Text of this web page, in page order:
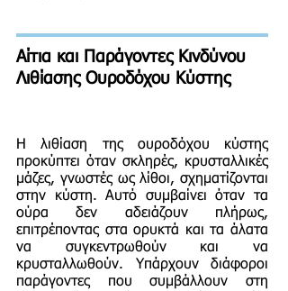
Αίτια και Παράγοντες Κινδύνου
Λιθίασης Ουροδόχου Κύστης
Η λιθίαση της ουροδόχου κύστης
προκύπτει όταν σκληρές, κρυσταλλικές
μάζες, γνωστές ως λίθοι, σχηματίζονται
στην κύστη. Αυτό συμβαίνει όταν τα
ούρα δεν αδειάζουν πλήρως,
επιτρέποντας στα ορυκτά και τα άλατα
να συγκεντρωθούν και να
κρυσταλλωθούν. Υπάρχουν διάφοροι
παράγοντες που συμβάλλουν στη